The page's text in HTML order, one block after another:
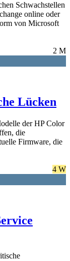
Schwachstellen
online oder
von Microsoft
2 M
Lücken
der HP Color
die
Firmware, die
4 W